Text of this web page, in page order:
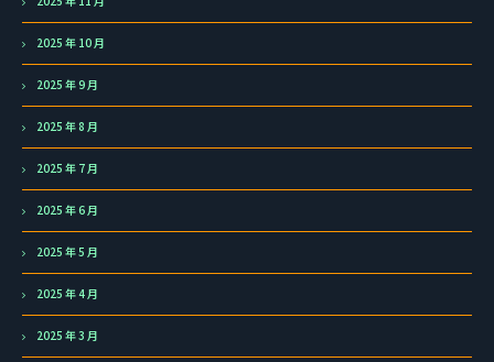
2025 年 10 月
2025 年 9 月
2025 年 8 月
2025 年 7 月
2025 年 6 月
2025 年 5 月
2025 年 4 月
2025 年 3 月